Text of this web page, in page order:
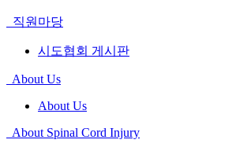
직원마당
시도협회 게시판
About Us
About Us
About Spinal Cord Injury